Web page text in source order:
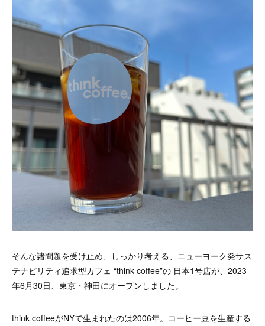
そんな諸問題を受け止め、しっかり考える、ニューヨーク発サス
テナビリティ追求型カフェ “think coffee”の 日本1号店が、2023
年6月30日、東京・神田にオープンしました。
think coffeeがNYで生まれたのは2006年。コーヒー豆を生産する